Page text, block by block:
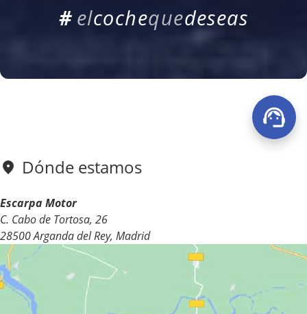
# elcochequedeseas
Dónde estamos
Escarpa Motor
C. Cabo de Tortosa, 26
28500 Arganda del Rey, Madrid